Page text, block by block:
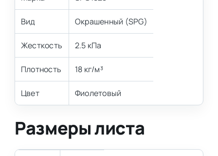
Вид Окрашенный (SPG)
Жесткость 2.5 кПа
Плотность 18 кг/м³
Цвет Фиолетовый
Размеры листа